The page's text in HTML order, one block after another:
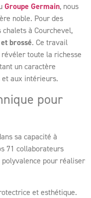
Groupe Germain, nous
noble. Pour des
à Courchevel,
brossé. Ce travail
toute la richesse
un caractère
aux intérieurs.
pour
sa capacité à
71 collaborateurs
pour réaliser
et esthétique.